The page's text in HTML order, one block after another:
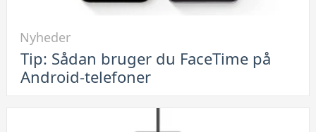
Tip:
Sådan
Nyheder
Tip: Sådan bruger du FaceTime på
Android-telefoner